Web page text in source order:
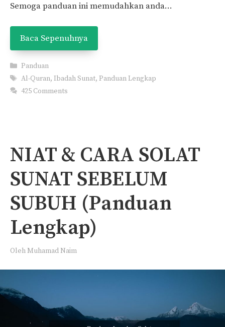
Semoga panduan ini memudahkan anda…
Baca Sepenuhnya
Categories
Panduan
Tags
Al-Quran,Ibadah Sunat,Panduan Lengkap
425 Comments
NIAT & CARA SOLAT
SUNAT SEBELUM
SUBUH (Panduan
Lengkap)
OlehMuhamad Naim